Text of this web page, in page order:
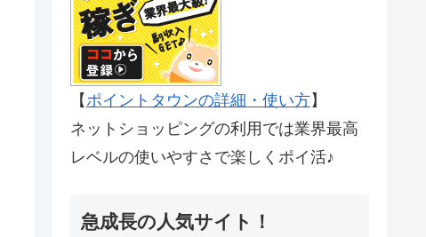
【ポイントタウンの詳細・使い方】
ネットショッピングの利用では業界最高
レベルの使いやすさで楽しくポイ活♪
急成長の人気サイト！